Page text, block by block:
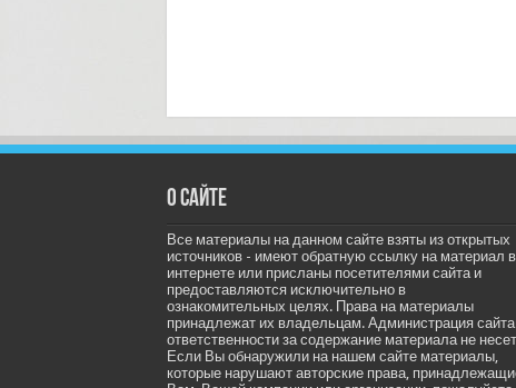
О сайте
Все материалы на данном сайте взяты из открытых
источников - имеют обратную ссылку на материал в
интернете или присланы посетителями сайта и
предоставляются исключительно в
ознакомительных целях. Права на материалы
принадлежат их владельцам. Администрация сайта
ответственности за содержание материала не
Если Вы обнаружили на нашем сайте материалы,
которые нарушают авторские права,